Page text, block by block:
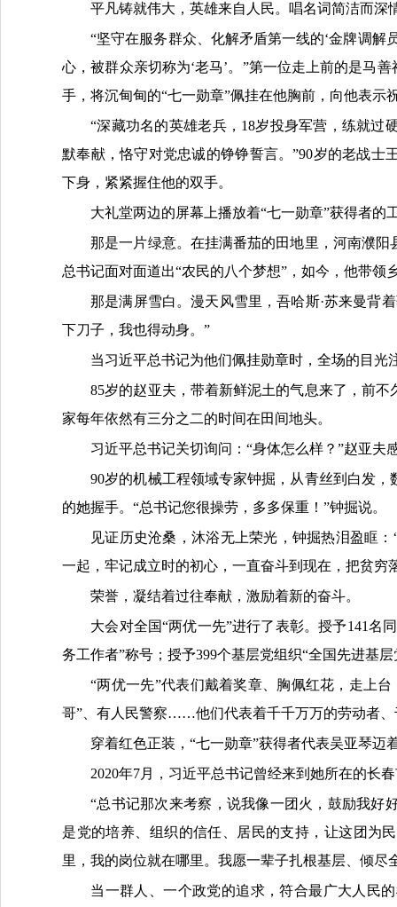
平凡铸就伟大，英雄来自人民。唱名词简洁而
“坚守在服务群众、化解矛盾第一线的‘金牌调
心，被群众亲切称为‘老马’。”第一位走上前的是马
手，将沉甸甸的“七一勋章”佩挂在他胸前，向他表示
“深藏功名的英雄老兵，18岁投身军营，练就过
默奉献，恪守对党忠诚的铮铮誓言。”90岁的老战
下身，紧紧握住他的双手。
大礼堂两边的屏幕上播放着“七一勋章”获得者的
那是一片绿意。在挂满番茄的田地里，河南濮
总书记面对面道出“农民的八个梦想”，如今，他带
那是满屏雪白。漫天风雪里，吾哈斯·苏来曼背
下刀子，我也得动身。”
当习近平总书记为他们佩挂勋章时，全场的目光
85岁的赵亚夫，带着新鲜泥土的气息来了，前
家每年依然有三分之二的时间在田间地头。
习近平总书记关切询问：“身体怎么样？”赵亚夫
90岁的机械工程领域专家钟掘，从青丝到白发
的她握手。“总书记您很操劳，多多保重！”钟掘说。
见证历史沧桑，沐浴无上荣光，钟掘热泪盈眶
一起，牢记成立时的初心，一直奋斗到现在，把贫穷
荣誉，凝结着过往奉献，激励着新的奋斗。
大会对全国“两优一先”进行了表彰。授予141名
务工作者”称号；授予399个基层党组织“全国先进基
“两优一先”代表们戴着奖章、胸佩红花，走上
哥”、有人民警察……他们代表着千千万万的劳动者、
穿着红色正装，“七一勋章”获得者代表吴亚琴迈
2020年7月，习近平总书记曾经来到她所在的长
“总书记那次来考察，说我像一团火，鼓励我好
是党的培养、组织的信任、居民的支持，让这团为
里，我的岗位就在哪里。我愿一辈子扎根基层、倾尽
当一群人、一个政党的追求，符合最广大人民